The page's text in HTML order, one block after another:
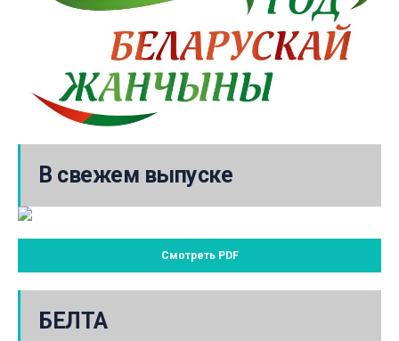
В свежем выпуске
Смотреть PDF
БЕЛТА